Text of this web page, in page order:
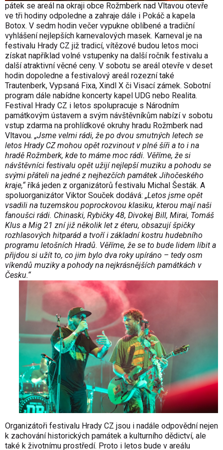
pátek se areál na okraji obce Rožmberk nad Vltavou otevře
ve tři hodiny odpoledne a zahraje dále i Pokáč a kapela
Botox. V sedm hodin večer vypukne oblíbené a tradiční
vyhlášení nejlepších karnevalových masek. Karneval je na
festivalu Hrady CZ již tradicí, vítězové budou letos moci
získat například volné vstupenky na další ročník festivalu a
další atraktivní věcné ceny. V sobotu se areál otevře v deset
hodin dopoledne a festivalový areál rozezní také
Trautenberk, Vypsaná Fixa, Xindl X či Visací zámek. Sobotní
program dále nabídne koncerty kapel UDG nebo Realita.
Festival Hrady CZ i letos spolupracuje s Národním
památkovým ústavem a svým návštěvníkům nabízí v sobotu
vstup zdarma na prohlídkové okruhy hradu Rožmberk nad
Vltavou. „Jsme velmi rádi, že po dvou smutných letech se
letos Hrady CZ mohou opět rozvinout v plné šíři a to i na
hradě Rožmberk, kde to máme moc rádi. Věříme, že si
návštěvníci festivalu opět užijí nejlepší muziku a pohodu se
svými přáteli na jedné z nejhezčích památek Jihočeského
kraje,“říká jeden z organizátorů festivalu Michal Šesták. A
spoluorganizátor Viktor Souček dodává: „Letos jsme opět
vsadili na tuzemskou poprockovou klasiku, kterou mají naši
fanoušci rádi. Chinaski, Rybičky 48, Divokej Bill, Mirai, Tomáš
Klus a Mig 21 zní již několik let z éteru, obsazují špičky
rozhlasových hitparád a tvoří i základní kostru hudebního
programu letošních Hradů. Věříme, že se to bude lidem líbit a
přijdou si užít to, co jim bylo dva roky upíráno – tedy osm
víkendů muziky a pohody na nejkrásnějších památkách v
Česku.“
Organizátoři festivalu Hrady CZ jsou i nadále odpovědní nejen
k zachování historických památek a kulturního dědictví, ale
také k životnímu prostředí. Proto i letos bude v areálu